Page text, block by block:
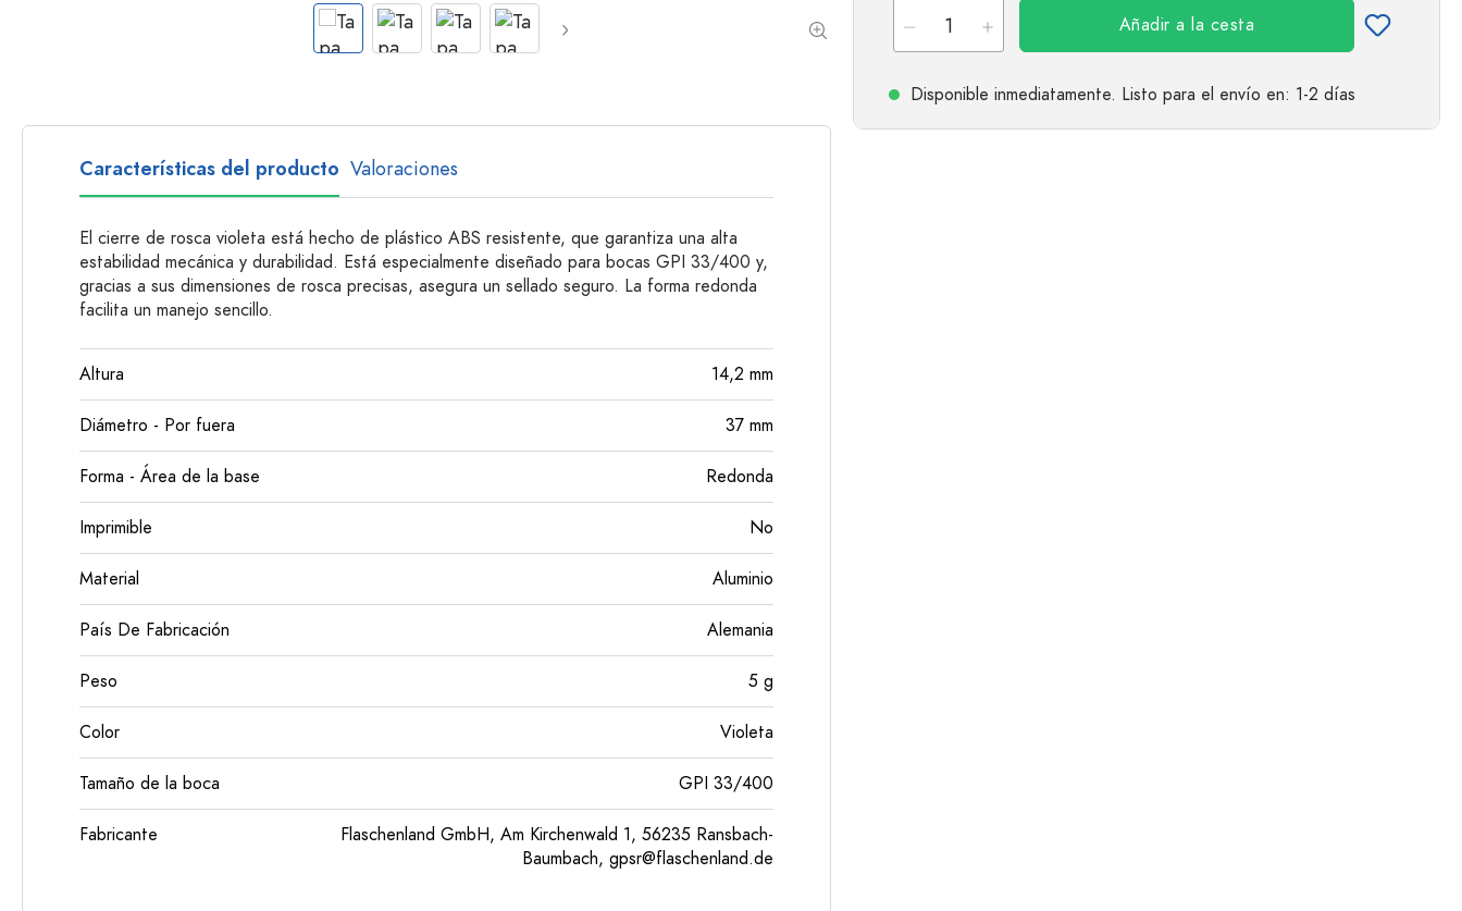
Botellas con asa
Botellas de cuello largo
Botellas poligonales
Botellas según el material
Botellas de vidrio
Botellas de plástico
Añadir a la cesta
Disponible inmediatamente. Listo para el envío en: 1-2 días
Características del producto Valoraciones
El cierre de rosca violeta está hecho de plástico ABS resistente, que garantiza una alta
estabilidad mecánica y durabilidad. Está especialmente diseñado para bocas GPI 33/400 y,
gracias a sus dimensiones de rosca precisas, asegura un sellado seguro. La forma redonda
facilita un manejo sencillo.
Altura 14,2 mm
Diámetro - Por fuera 37 mm
Forma - Área de la base Redonda
Imprimible No
Material Aluminio
País De Fabricación Alemania
Peso 5 g
Color Violeta
Tamaño de la boca GPI 33/400
Fabricante
Flaschenland GmbH, Am Kirchenwald 1, 56235 Ransbach-
Baumbach, gpsr@flaschenland.de